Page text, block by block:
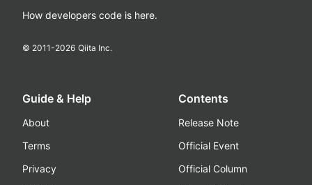
How developers code is here.
© 2011-2026 Qiita Inc.
Guide & Help
About
Terms
Privacy
Contents
Release Note
Official Event
Official Column